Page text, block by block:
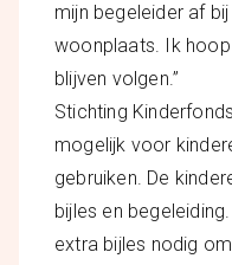
mijn begeleider af
woonplaats. Ik
blijven volgen.”
Stichting
mogelijk voor
gebruiken. De
bijles en
extra bijles nodig